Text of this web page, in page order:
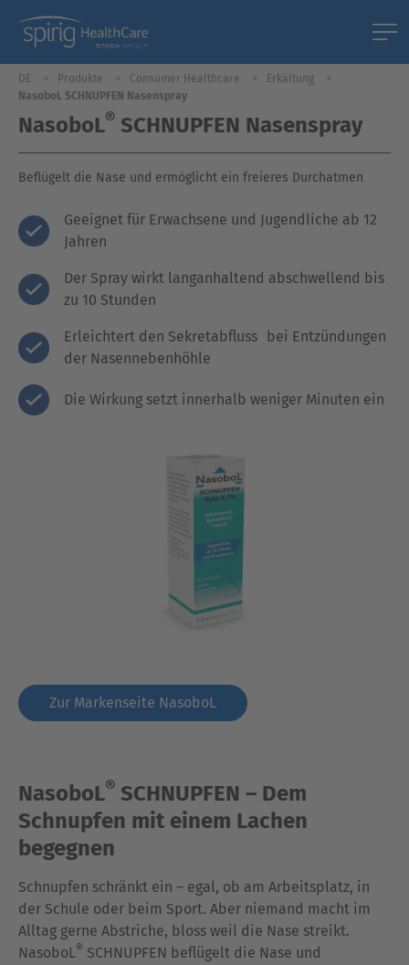
DE Produkte Consumer Healthcare
Erkältung
NasoboL SCHNUPFEN Nasenspray
NasoboL® SCHNUPFEN Nasenspray
Beflügelt die Nase und ermöglicht ein freieres Durchatmen
Geeignet für Erwachsene und Jugendliche ab 12
Jahren
Der Spray wirkt langanhaltend abschwellend bis
zu 10 Stunden
Erleichtert den Sekretabfluss bei Entzündungen
der Nasennebenhöhle
Die Wirkung setzt innerhalb weniger Minuten ein
Zur Markenseite NasoboL
NasoboL® SCHNUPFEN – Dem
Schnupfen mit einem Lachen
begegnen
Schnupfen schränkt ein – egal, ob am Arbeitsplatz, in
der Schule oder beim Sport. Aber niemand macht im
Alltag gerne Abstriche, bloss weil die Nase streikt.
NasoboL® SCHNUPFEN beflügelt die Nase und